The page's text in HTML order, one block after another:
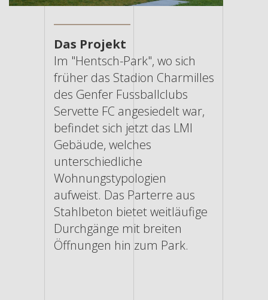
Das Projekt
Im "Hentsch-Park", wo sich
früher das Stadion Charmilles
des Genfer Fussballclubs
Servette FC angesiedelt war,
befindet sich jetzt das LMI
Gebäude, welches
unterschiedliche
Wohnungstypologien
aufweist. Das Parterre aus
Stahlbeton bietet weitläufige
Durchgänge mit breiten
Öffnungen hin zum Park.